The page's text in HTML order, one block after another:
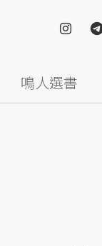
鳴人選書